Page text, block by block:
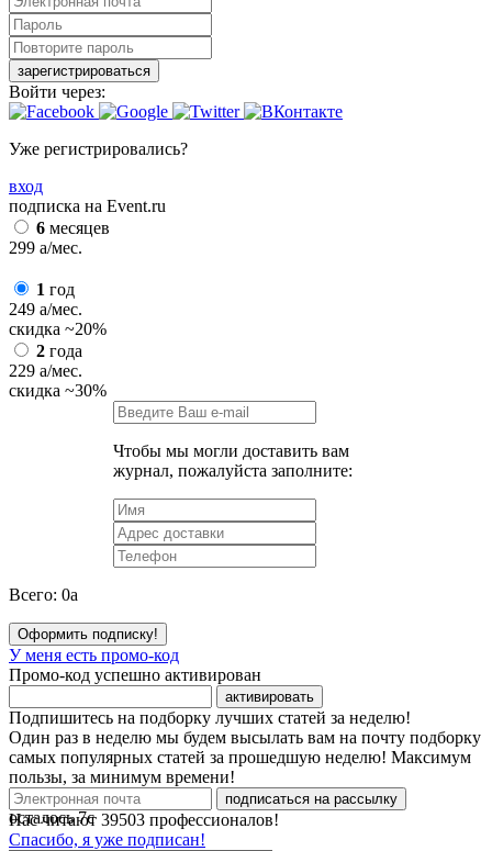
зарегистрироваться
Войти через:
Уже регистрировались?
вход
подписка на Event.ru
6 месяцев
299 a/мес.
1 год
249 a/мес.
скидка ~20%
2 года
229 a/мес.
скидка ~30%
Чтобы мы могли доставить вам
журнал, пожалуйста заполните:
Всего: 0a
Оформить подписку!
У меня есть промо-код
Промо-код успешно активирован
активировать
Подпишитесь на подборку лучших статей за неделю!
Один раз в неделю мы будем высылать вам на почту подборку
самых популярных статей за прошедшую неделю! Максимум
пользы, за минимум времени!
подписаться на рассылку
Нас читают 39503 профессионалов!
Спасибо, я уже подписан!
осталось7с